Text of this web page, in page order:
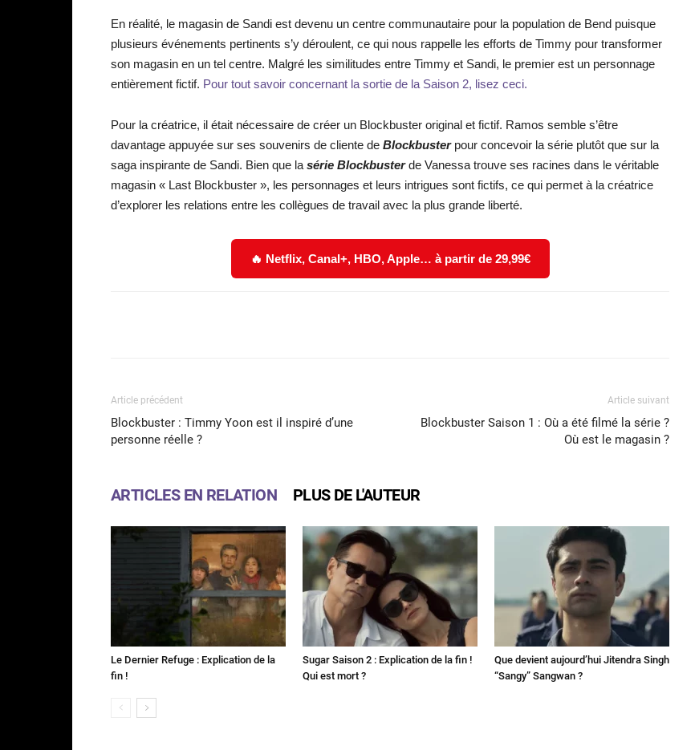
En réalité, le magasin de Sandi est devenu un centre communautaire pour la population de Bend puisque
plusieurs événements pertinents s’y déroulent, ce qui nous rappelle les efforts de Timmy pour transformer
son magasin en un tel centre. Malgré les similitudes entre Timmy et Sandi, le premier est un personnage
entièrement fictif. Pour tout savoir concernant la sortie de la Saison 2, lisez ceci.
Pour la créatrice, il était nécessaire de créer un Blockbuster original et fictif. Ramos semble s’être
davantage appuyée sur ses souvenirs de cliente de Blockbuster pour concevoir la série plutôt que sur la
saga inspirante de Sandi. Bien que la série Blockbusterde Vanessa trouve ses racines dans le véritable
magasin « Last Blockbuster », les personnages et leurs intrigues sont fictifs, ce qui permet à la créatrice
d’explorer les relations entre les collègues de travail avec la plus grande liberté.
🔥 Netflix, Canal+, HBO, Apple… à partir de 29,99€
Article précédent
Blockbuster : Timmy Yoon est il inspiré d’une
personne réelle ?
Article suivant
Blockbuster Saison 1 : Où a été filmé la série ?
Où est le magasin ?
ARTICLES EN RELATION PLUS DE L'AUTEUR
Le Dernier Refuge : Explication de la
fin !
Sugar Saison 2 : Explication de la fin !
Qui est mort ?
Que devient aujourd’hui Jitendra Singh
“Sangy” Sangwan ?